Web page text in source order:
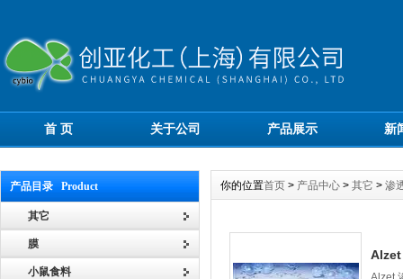
首 页 关于公司 产品展示 新
产品目录 Product
其它
膜
小鼠食料
你的位置首页 > 产品中心 > 其它 > 渗
Alzet